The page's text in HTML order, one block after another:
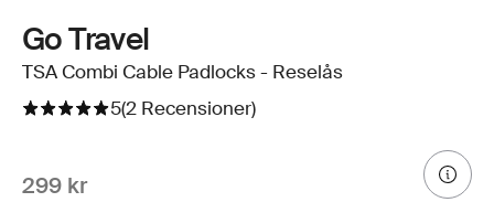
Go Travel
TSA Combi Cable Padlocks - Reselås
5(2 Recensioner)
299 kr